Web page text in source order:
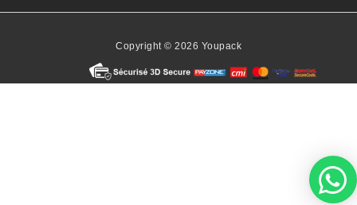
Copyright © 2026 Youpack